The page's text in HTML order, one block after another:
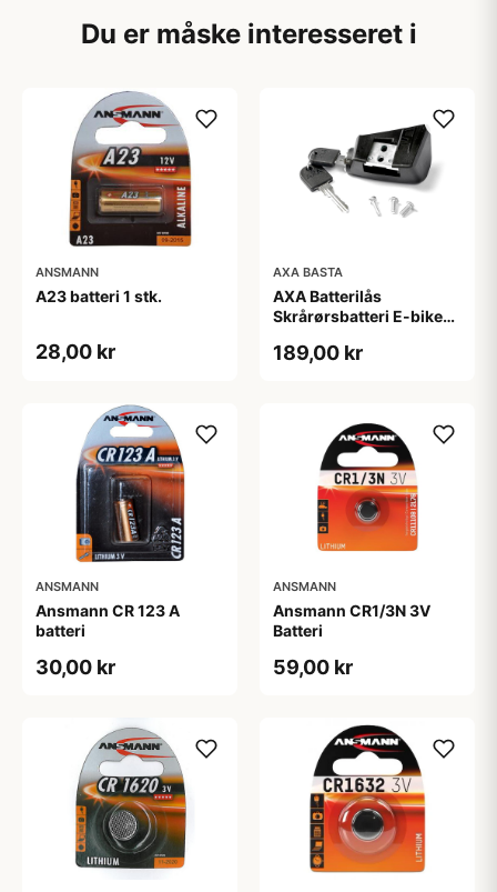
Du er måske interesseret i
ANSMANN
A23 batteri 1 stk.
28,00 kr
AXA BASTA
AXA Batterilås
Skrårørsbatteri E-bike
189,00 kr
ANSMANN
Ansmann CR 123 A
batteri
30,00 kr
ANSMANN
Ansmann CR1/3N 3V
Batteri
59,00 kr